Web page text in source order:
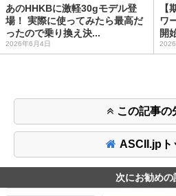
あのHHKBに激軽30gモデル登
場！ 実際に使ってみたら最高だ
ったので乗り換え決...
2026年6月4日
ワ
開
この記事の
ASCII.jpト
次にお勧めの